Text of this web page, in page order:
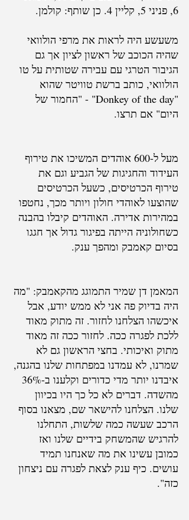
6, פניני 5, קליין 4. כן שותף: קולמן.
משעשע היה לראות את מרפי הולוואי
שהיה הכוכב של ראשון לציון אך גם
הגיבור הטרגי עם עבירה שטותית על טו
הולוואי, כותב ברשת טוויטר שהוא
"Donkey of the day" - "החמור של
היום" אם תרצו.
מעל ל-600 אוהדים המשיכו את טירוף
העידוד והחגיגות של הגביע וגם את
טירוף הכרטיסים, כשעל הכרטיסים
שהוצעו לאוהדי חולון ויותר מכך, נחטפו
במהירות אדירה. האוהדים קיבלו בהבנה
כשחולוניה הייתה בפיגור גדול אך חגגו
בסיום קאמבק ומהפך ענק.
המאמן דן שמיר התמוגג מהקאמבק: "מה
היה בדיוק פה אני לא ממש יודע, אבל
איכשהו הצלחנו לחזור. זה מתוק מאוד
ללכת לפגרה ככה. לחזור ככה זה מאוד
מתוק ואיכותי. בחצי הראשון גם לא
שמרנו, לא עמדנו במפתחות שלנו בהגנה,
מהשדה. דברים לא כל כך היו בכיוון
שלנו. הצלחנו להישאר שם, מצאנו בסוף
הרכב שעשה כמה שלשות, התחלנו
להרגיש שהמשחק בידיים שלנו ואז
כמובן עשינו את מה שאנחנו תמיד
עושים. כיף ענק לצאת לפגרה עם ניצחון
כזה".